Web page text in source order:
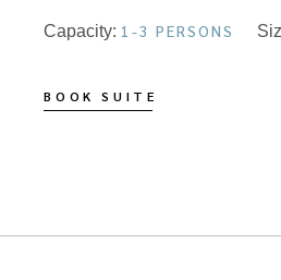
Capacity: 1-3 PERSONS
BOOK SUITE